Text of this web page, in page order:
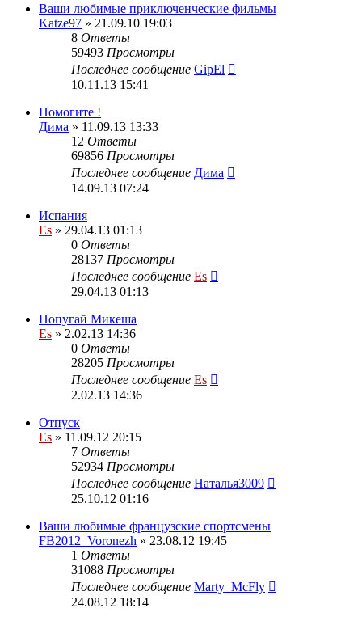
Ваши любимые приключенческие фильмы
Katze97 » 21.09.10 19:03
8 Ответы
59493 Просмотры
Последнее сообщение GipEl
10.11.13 15:41
Помогите !
Дима » 11.09.13 13:33
12 Ответы
69856 Просмотры
Последнее сообщение Дима
14.09.13 07:24
Испания
Es » 29.04.13 01:13
0 Ответы
28137 Просмотры
Последнее сообщение Es
29.04.13 01:13
Попугай Микеша
Es » 2.02.13 14:36
0 Ответы
28205 Просмотры
Последнее сообщение Es
2.02.13 14:36
Отпуск
Es » 11.09.12 20:15
7 Ответы
52934 Просмотры
Последнее сообщение Наталья3009
25.10.12 01:16
Ваши любимые французские спортсмены
FB2012_Voronezh » 23.08.12 19:45
1 Ответы
31088 Просмотры
Последнее сообщение Marty_McFly
24.08.12 18:14